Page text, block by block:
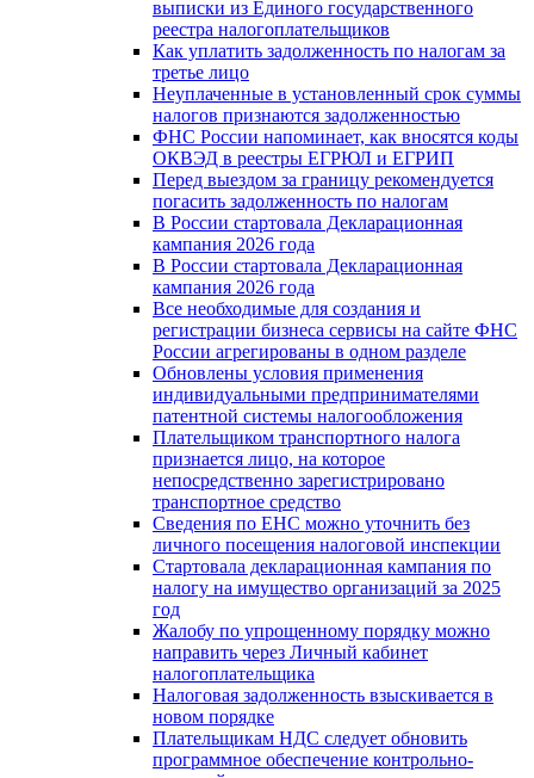
выписки из Единого государственного
реестра налогоплательщиков
Как уплатить задолженность по налогам за
третье лицо
Неуплаченные в установленный срок суммы
налогов признаются задолженностью
ФНС России напоминает, как вносятся коды
ОКВЭД в реестры ЕГРЮЛ и ЕГРИП
Перед выездом за границу рекомендуется
погасить задолженность по налогам
В России стартовала Декларационная
кампания 2026 года
В России стартовала Декларационная
кампания 2026 года
Все необходимые для создания и
регистрации бизнеса сервисы на сайте ФНС
России агрегированы в одном разделе
Обновлены условия применения
индивидуальными предпринимателями
патентной системы налогообложения
Плательщиком транспортного налога
признается лицо, на которое
непосредственно зарегистрировано
транспортное средство
Сведения по ЕНС можно уточнить без
личного посещения налоговой инспекции
Стартовала декларационная кампания по
налогу на имущество организаций за 2025
год
Жалобу по упрощенному порядку можно
направить через Личный кабинет
налогоплательщика
Налоговая задолженность взыскивается в
новом порядке
Плательщикам НДС следует обновить
программное обеспечение контрольно-